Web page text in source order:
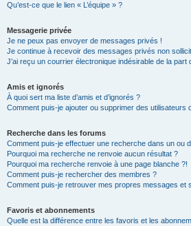
Qu’est-ce que le lien « L’équipe » ?
Messagerie privée
Je ne peux pas envoyer de messages privés !
Je continue à recevoir des messages privés non
J’ai reçu un courrier électronique indésirable de la part
Amis et ignorés
À quoi sert ma liste d’amis et d’ignorés ?
Comment puis-je ajouter ou supprimer des utilisateurs
Recherche dans les forums
Comment puis-je effectuer une recherche dans un ou
Pourquoi ma recherche ne renvoie aucun résultat ?
Pourquoi ma recherche renvoie à une page blanche ?!
Comment puis-je rechercher des membres ?
Comment puis-je retrouver mes propres messages et
Favoris et abonnements
Quelle est la différence entre les favoris et les